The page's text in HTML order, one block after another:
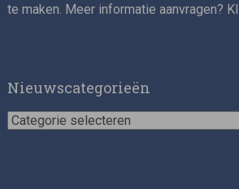
te maken. Meer informatie aanvragen?
Nieuwscategorieën
Nieuwscategorieën